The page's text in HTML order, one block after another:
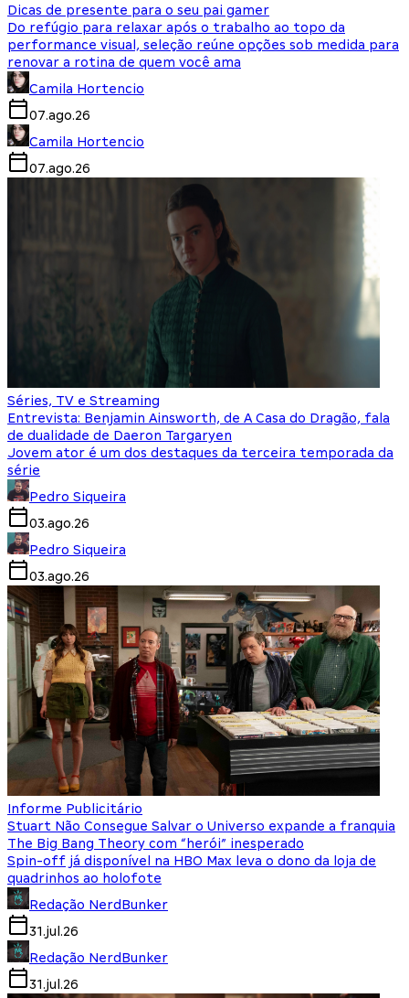
Dicas de presente para o seu pai gamer
Do refúgio para relaxar após o trabalho ao topo da
performance visual, seleção reúne opções sob medida para
renovar a rotina de quem você ama
Camila Hortencio
07.ago.26
Camila Hortencio
07.ago.26
Séries, TV e Streaming
Entrevista: Benjamin Ainsworth, de A Casa do Dragão, fala
de dualidade de Daeron Targaryen
Jovem ator é um dos destaques da terceira temporada da
série
Pedro Siqueira
03.ago.26
Pedro Siqueira
03.ago.26
Informe Publicitário
Stuart Não Consegue Salvar o Universo expande a franquia
The Big Bang Theory com “herói” inesperado
Spin-off já disponível na HBO Max leva o dono da loja de
quadrinhos ao holofote
Redação NerdBunker
31.jul.26
Redação NerdBunker
31.jul.26